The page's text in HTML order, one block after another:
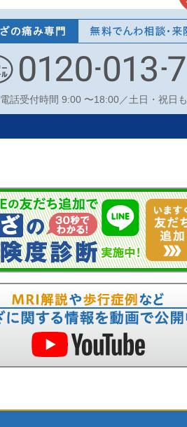
電話受付時間 9:00 〜18:00／土日・祝日